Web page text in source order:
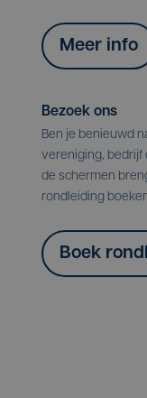
Meer info
Bezoek ons
Ben je benieuwd
vereniging, bedrijf
de schermen
rondleiding
Boek